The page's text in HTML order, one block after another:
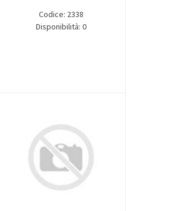
Codice: 2338
Disponibilità: 0